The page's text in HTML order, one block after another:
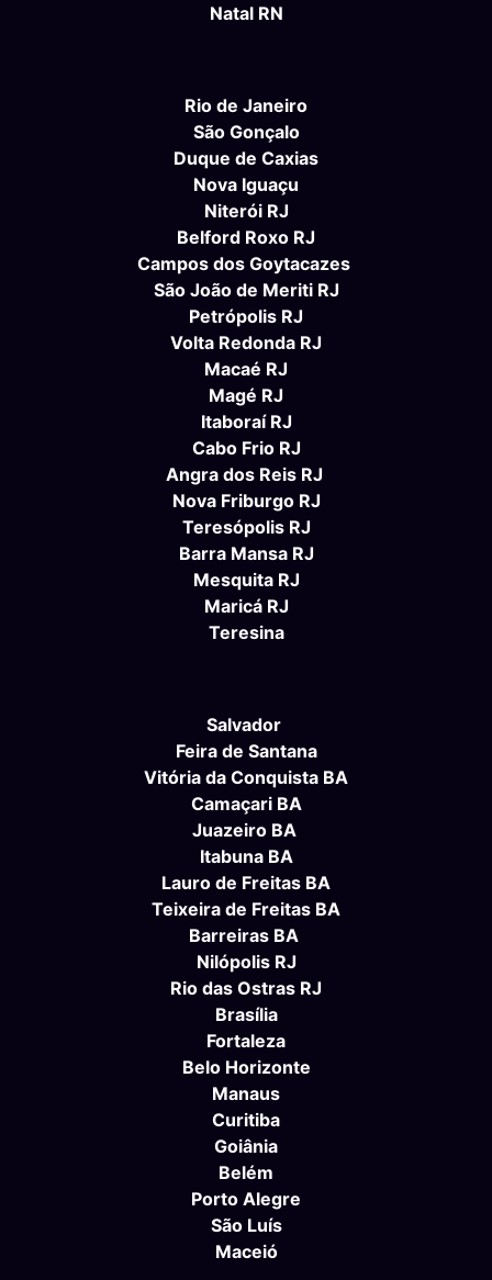
Natal RN
Rio de Janeiro
São Gonçalo
Duque de Caxias
Nova Iguaçu
Niterói RJ
Belford Roxo RJ
Campos dos Goytacazes
São João de Meriti RJ
Petrópolis RJ
Volta Redonda RJ
Macaé RJ
Magé RJ
Itaboraí RJ
Cabo Frio RJ
Angra dos Reis RJ
Nova Friburgo RJ
Teresópolis RJ
Barra Mansa RJ
Mesquita RJ
Maricá RJ
Teresina
Salvador
Feira de Santana
Vitória da Conquista BA
Camaçari BA
Juazeiro BA
Itabuna BA
Lauro de Freitas BA
Teixeira de Freitas BA
Barreiras BA
Nilópolis RJ
Rio das Ostras RJ
Brasília
Fortaleza
Belo Horizonte
Manaus
Curitiba
Goiânia
Belém
Porto Alegre
São Luís
Maceió